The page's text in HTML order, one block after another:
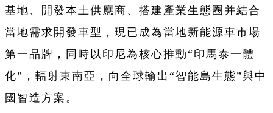
基地、開發本土供應商、搭建產業生態圈并結合
當地需求開發車型，現已成為當地新能源車市場
第一品牌，同時以印尼為核心推動“印馬泰一體
化”，輻射東南亞，向全球輸出“智能島生態”與中
國智造方案。